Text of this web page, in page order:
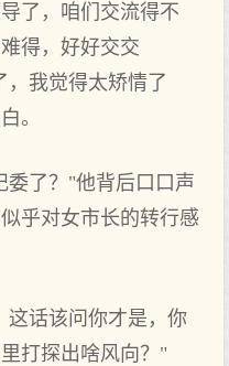
了，咱们交流得不
得，好好交交
，我觉得太矫情了
。
委了？"他背后口口声
乎对女市长的转行感
这话该问你才是，你
打探出啥风向？"